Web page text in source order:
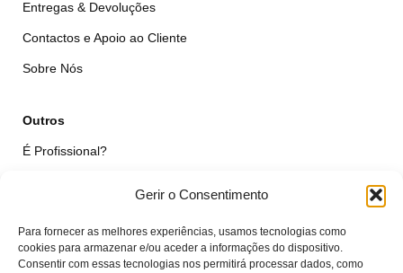
Gerir o Consentimento
Para fornecer as melhores experiências, usamos tecnologias como
cookies para armazenar e/ou aceder a informações do dispositivo.
Consentir com essas tecnologias nos permitirá processar dados, como
Entregas & Devoluções
Contactos e Apoio ao Cliente
Sobre Nós
Outros
É Profissional?
Qualidade das Peças